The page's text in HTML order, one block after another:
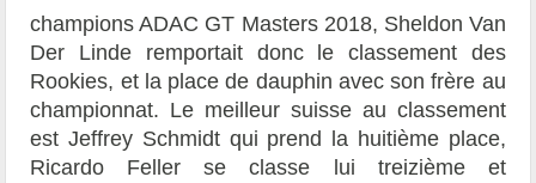
champions ADAC GT Masters 2018, Sheldon Van
Der Linde remportait donc le classement des
Rookies, et la place de dauphin avec son frère au
championnat. Le meilleur suisse au classement
est Jeffrey Schmidt qui prend la huitième place,
Ricardo Feller se classe lui treizième et